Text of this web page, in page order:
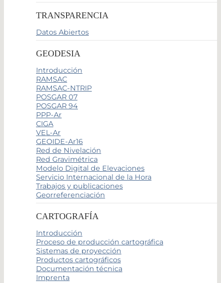
TRANSPARENCIA
Datos Abiertos
GEODESIA
Introducción
RAMSAC
RAMSAC-NTRIP
POSGAR 07
POSGAR 94
PPP-Ar
CIGA
VEL-Ar
GEOIDE-Ar16
Red de Nivelación
Red Gravimétrica
Modelo Digital de Elevaciones
Servicio Internacional de la Hora
Trabajos y publicaciones
Georreferenciación
CARTOGRAFÍA
Introducción
Proceso de producción cartográfica
Sistemas de proyección
Productos cartográficos
Documentación técnica
Imprenta